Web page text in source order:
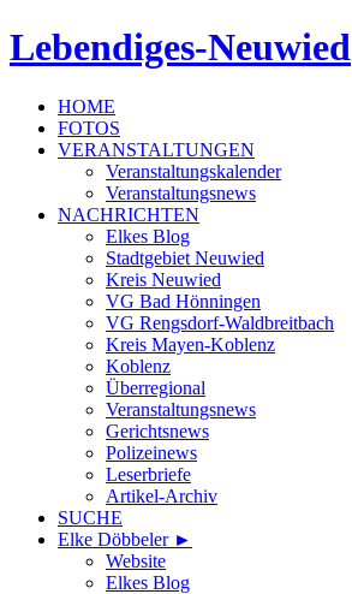
Lebendiges-Neuwied
HOME
FOTOS
VERANSTALTUNGEN
Veranstaltungskalender
Veranstaltungsnews
NACHRICHTEN
Elkes Blog
Stadtgebiet Neuwied
Kreis Neuwied
VG Bad Hönningen
VG Rengsdorf-Waldbreitbach
Kreis Mayen-Koblenz
Koblenz
Überregional
Veranstaltungsnews
Gerichtsnews
Polizeinews
Leserbriefe
Artikel-Archiv
SUCHE
Elke Döbbeler ►
Website
Elkes Blog